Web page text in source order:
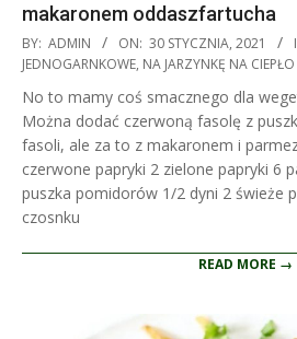
makaronem oddaszfartucha
2021-
01-
BY: ADMIN ON: 30 STYCZNIA, 2021
JEDNOGARNKOWE, NA JARZYNKĘ NA CIEPŁO
No to mamy coś smacznego dla
Można dodać czerwoną fasolę z
fasoli, ale za to z makaronem i
czerwone papryki 2 zielone papryki 6
puszka pomidorów 1/2 dyni 2 świeże
czosnku
READ MORE →